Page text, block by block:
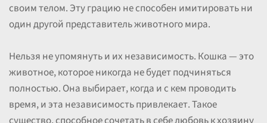
своим телом. Эту грацию не способен имитировать ни
один другой представитель животного мира.
Нельзя не упомянуть и их независимость. Кошка — это
животное, которое никогда не будет подчиняться
полностью. Она выбирает, когда и с кем проводить
время, и эта независимость привлекает. Такое